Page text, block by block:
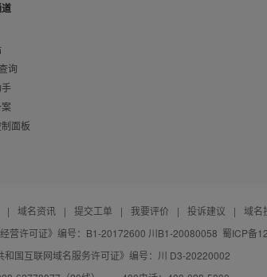
询
面板
| 域名资讯 | 提交工单 | 我要评价 | 投诉建议 |
域名
营许可证》编号：B1-20172600 川B1-20080058 蜀ICP备
和国互联网域名服务许可证》编号：川 D3-20220002